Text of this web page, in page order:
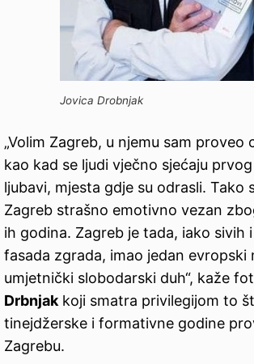
Jovica Drobnjak
„Volim Zagreb, u njemu sam proveo
kao kad se ljudi vječno sjećaju
ljubavi, mjesta gdje su odrasli. Tako
Zagreb strašno emotivno vezan
ih godina. Zagreb je tada, iako sivih
fasada zgrada, imao jedan evropski
umjetnički slobodarski duh“, kaže
Drbnjak koji smatra privilegijom to
tinejdžerske i formativne godine
Zagrebu.